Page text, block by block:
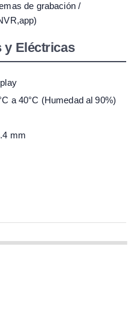
de grabación /
y Eléctricas
a 40°C (Humedad al 90%)
mm